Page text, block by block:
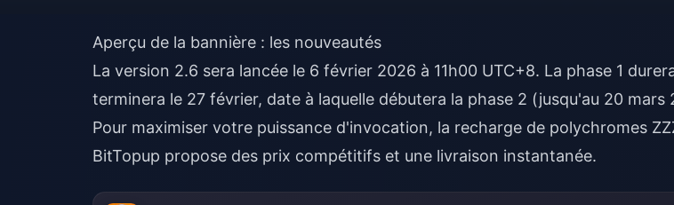
Aperçu de la bannière : les nouveautés
La version 2.6 sera lancée le 6 février 2026 à 11h00 UTC+8. La phase 1
terminera le 27 février, date à laquelle débutera la phase 2 (jusqu'au 20 mars
Pour maximiser votre puissance d'invocation, la recharge de polychromes
BitTopup propose des prix compétitifs et une livraison instantanée.